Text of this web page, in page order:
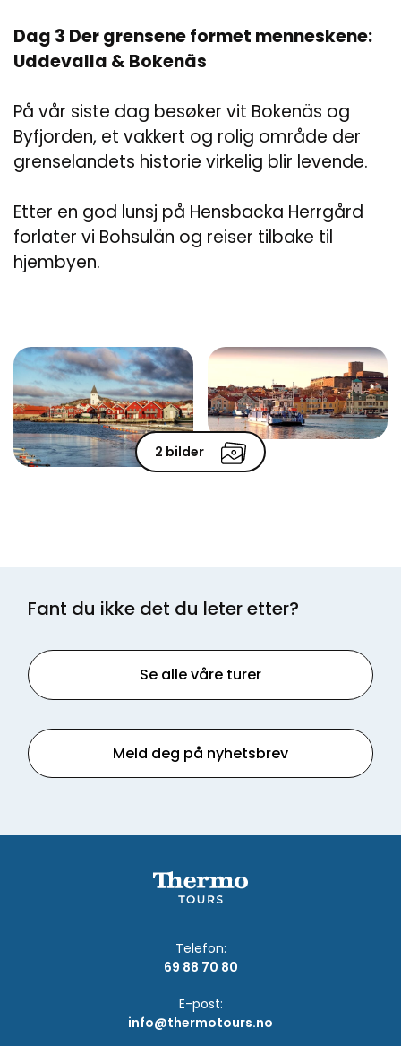
Dag 3 Der grensene formet menneskene:
Uddevalla & Bokenäs
På vår siste dag besøker vit Bokenäs og
Byfjorden, et vakkert og rolig område der
grenselandets historie virkelig blir levende.
Etter en god lunsj på Hensbacka Herrgård
forlater vi Bohsulän og reiser tilbake til
hjembyen.
2 bilder
Fant du ikke det du leter etter?
Se alle våre turer
Meld deg på nyhetsbrev
Telefon:
69 88 70 80
E-post:
info@thermotours.no